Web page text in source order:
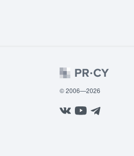
© 2006—2026